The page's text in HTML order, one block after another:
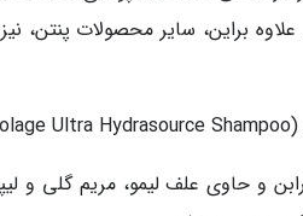
براین، سایر محصولات پنتن،
و حاوی علف لیمو، مریم گلی و